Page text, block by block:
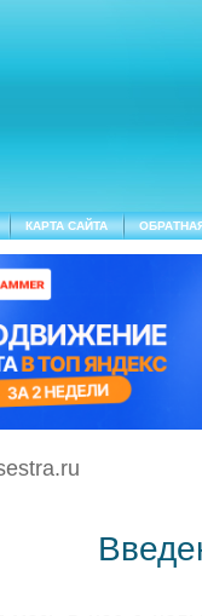
КАРТА САЙТА